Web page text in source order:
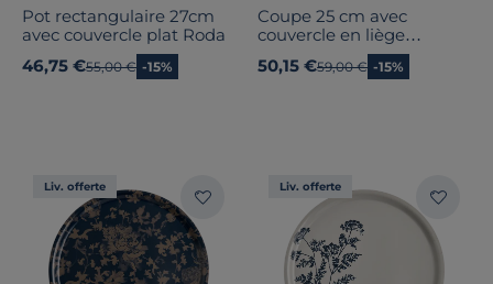
Pot rectangulaire 27cm
avec couvercle plat Roda
46,75 €Ancien prix
55,00 € -15%
Coupe 25 cm avec
couvercle en liège
50,15 €Ancien prix
59,00 € -15%
Liv. offerte Liv. offerte